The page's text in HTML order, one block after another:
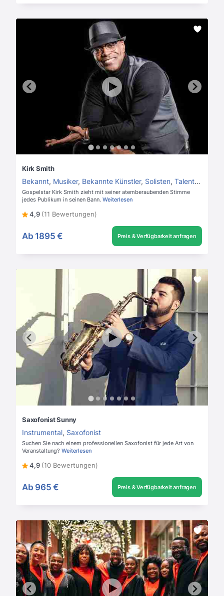
Kirk Smith
Bekannt, Musiker, Bekannte Künstler, Solisten, Talentshow Kandidaten
Gospelstar Kirk Smith zieht mit seiner atemberaubenden Stimme
jedes Publikum in seinen Bann. Weiterlesen
4,9 (11 Bewertungen)
Ab 1895 € Preis & Verfügbarkeit anfragen
Saxofonist Sunny
Instrumental, Saxofonist
Suchen Sie nach einem professionellen Saxofonist für jede Art von
Veranstaltung? Weiterlesen
4,9 (10 Bewertungen)
Ab 965 € Preis & Verfügbarkeit anfragen